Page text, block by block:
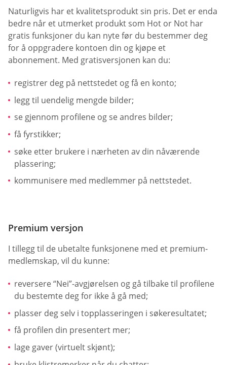
Naturligvis har et kvalitetsprodukt sin pris. Det er enda
bedre når et utmerket produkt som Hot or Not har
gratis funksjoner du kan nyte før du bestemmer deg
for å oppgradere kontoen din og kjøpe et
abonnement. Med gratisversjonen kan du:
registrer deg på nettstedet og få en konto;
legg til uendelig mengde bilder;
se gjennom profilene og se andres bilder;
få fyrstikker;
søke etter brukere i nærheten av din nåværende
plassering;
kommunisere med medlemmer på nettstedet.
Premium versjon
I tillegg til de ubetalte funksjonene med et premium-
medlemskap, vil du kunne:
reversere “Nei”-avgjørelsen og gå tilbake til profilene
du bestemte deg for ikke å gå med;
plasser deg selv i topplasseringen i søkeresultatet;
få profilen din presentert mer;
lage gaver (virtuelt skjønt);